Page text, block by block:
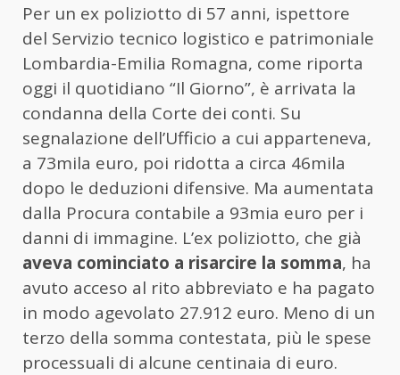
Per un ex poliziotto di 57 anni, ispettore
del Servizio tecnico logistico e patrimoniale
Lombardia-Emilia Romagna, come riporta
oggi il quotidiano “Il Giorno”, è arrivata la
condanna della Corte dei conti. Su
segnalazione dell’Ufficio a cui apparteneva,
a 73mila euro, poi ridotta a circa 46mila
dopo le deduzioni difensive. Ma aumentata
dalla Procura contabile a 93mia euro per i
danni di immagine. L’ex poliziotto, che già
aveva cominciato a risarcire la somma, ha
avuto acceso al rito abbreviato e ha pagato
in modo agevolato 27.912 euro. Meno di un
terzo della somma contestata, più le spese
processuali di alcune centinaia di euro.